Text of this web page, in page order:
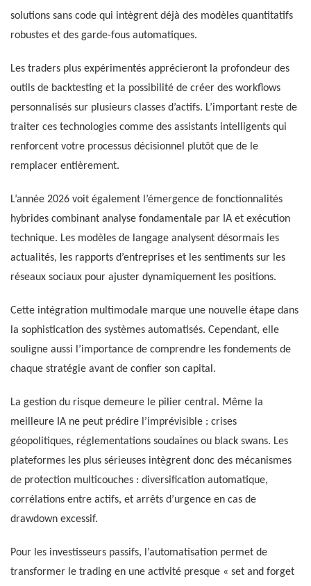
solutions sans code qui intègrent déjà des modèles quantitatifs
robustes et des garde-fous automatiques.
Les traders plus expérimentés apprécieront la profondeur des
outils de backtesting et la possibilité de créer des workflows
personnalisés sur plusieurs classes d’actifs. L’important reste de
traiter ces technologies comme des assistants intelligents qui
renforcent votre processus décisionnel plutôt que de le
remplacer entièrement.
L’année 2026 voit également l’émergence de fonctionnalités
hybrides combinant analyse fondamentale par IA et exécution
technique. Les modèles de langage analysent désormais les
actualités, les rapports d’entreprises et les sentiments sur les
réseaux sociaux pour ajuster dynamiquement les positions.
Cette intégration multimodale marque une nouvelle étape dans
la sophistication des systèmes automatisés. Cependant, elle
souligne aussi l’importance de comprendre les fondements de
chaque stratégie avant de confier son capital.
La gestion du risque demeure le pilier central. Même la
meilleure IA ne peut prédire l’imprévisible : crises
géopolitiques, réglementations soudaines ou black swans. Les
plateformes les plus sérieuses intègrent donc des mécanismes
de protection multicouches : diversification automatique,
corrélations entre actifs, et arrêts d’urgence en cas de
drawdown excessif.
Pour les investisseurs passifs, l’automatisation permet de
transformer le trading en une activité presque « set and forget